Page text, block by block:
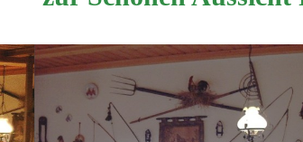
Mittwoch
ab 14. bis 20 Uhr
Küche: A la carte 14 bis 20 Uhr
Wir hoffen, dass es Ihnen bei uns gefällt.